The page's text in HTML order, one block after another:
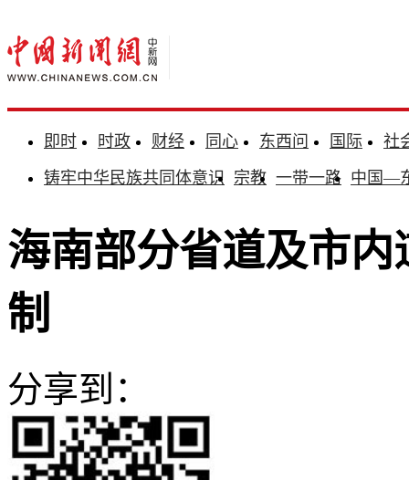
即时 时政 财经 同心 东西问 国际
社
铸牢中华民族共同体意识 宗教 一带一路 中国—
海南部分省道及市
制
分享到：